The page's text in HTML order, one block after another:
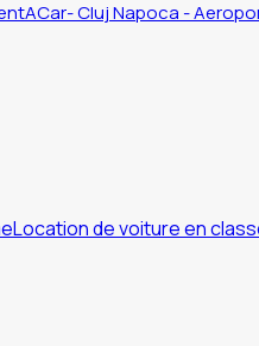
Location de voiture en